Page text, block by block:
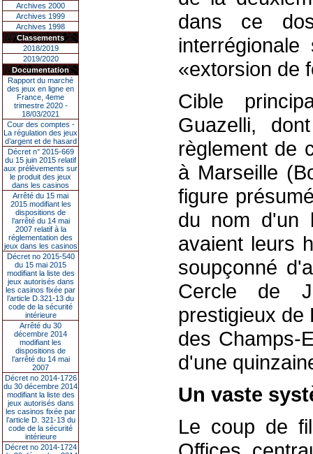
Archives 2000
Archives 1999
Archives 1998
Classements
2018/2019
2019/2020
Documentation
Rapport du marché
des jeux en ligne en
France, 4eme
trimestre 2020 -
18/03/2021
Cour des comptes -
La régulation des jeux
d’argent et de hasard
Décret n° 2015-669
du 15 juin 2015 relatif
aux prélèvements sur
le produit des jeux
dans les casinos
Arrêté du 15 mai
2015 modifiant les
dispositions de
l’arrêté du 14 mai
2007 relatif à la
réglementation des
jeux dans les casinos
Décret no 2015-540
du 15 mai 2015
modifiant la liste des
jeux autorisés dans
les casinos fixée par
l’article D.321-13 du
code de la sécurité
intérieure
Arrêté du 30
décembre 2014
modifiant les
dispositions de
l’arrêté du 14 mai
2007
Décret no 2014-1726
du 30 décembre 2014
modifiant la liste des
jeux autorisés dans
les casinos fixée par
l’article D. 321-13 du
code de la sécurité
intérieure
Décret no 2014-1724
dans ce
«extorsion de
Cible
Guazelli,
règlement de
à Marseille
figure
du nom d'un
avaient leurs
soupçonné
Cercle de
prestigieux de
des Champs-
d'une
Un vaste
Le coup de